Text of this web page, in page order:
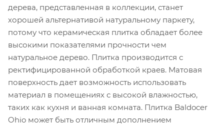
дерева, представленная в коллекции, станет
хорошей альтернативой натуральному паркету,
потому что керамическая плитка обладает более
высокими показателями прочности чем
натуральное дерево. Плитка производится с
ректифицированной обработкой краев. Матовая
поверхность дает возможность использовать
материал в помещениях с высокой влажностью,
таких как кухня и ванная комната. Плитка Baldocer
Ohio может быть отличным дополнением